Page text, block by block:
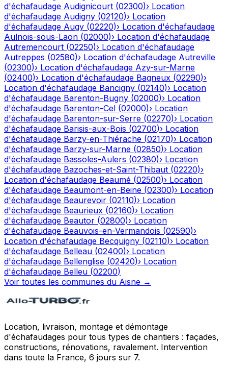
d'échafaudage Audignicourt (02300)› Location
d'échafaudage Audigny (02120)› Location
d'échafaudage Augy (02220)› Location d'échafaudage
Aulnois-sous-Laon (02000)› Location d'échafaudage
Autremencourt (02250)› Location d'échafaudage
Autreppes (02580)› Location d'échafaudage Autreville
(02300)› Location d'échafaudage Azy-sur-Marne
(02400)› Location d'échafaudage Bagneux (02290)›
Location d'échafaudage Bancigny (02140)› Location
d'échafaudage Barenton-Bugny (02000)› Location
d'échafaudage Barenton-Cel (02000)› Location
d'échafaudage Barenton-sur-Serre (02270)› Location
d'échafaudage Barisis-aux-Bois (02700)› Location
d'échafaudage Barzy-en-Thiérache (02170)› Location
d'échafaudage Barzy-sur-Marne (02850)› Location
d'échafaudage Bassoles-Aulers (02380)› Location
d'échafaudage Bazoches-et-Saint-Thibaut (02220)›
Location d'échafaudage Beaumé (02500)› Location
d'échafaudage Beaumont-en-Beine (02300)› Location
d'échafaudage Beaurevoir (02110)› Location
d'échafaudage Beaurieux (02160)› Location
d'échafaudage Beautor (02800)› Location
d'échafaudage Beauvois-en-Vermandois (02590)›
Location d'échafaudage Becquigny (02110)› Location
d'échafaudage Belleau (02400)› Location
d'échafaudage Bellenglise (02420)› Location
d'échafaudage Belleu (02200)
Voir toutes les communes du Aisne →
Location, livraison, montage et démontage
d'échafaudages pour tous types de chantiers : façades,
constructions, rénovations, ravalement. Intervention
dans toute la France, 6 jours sur 7.